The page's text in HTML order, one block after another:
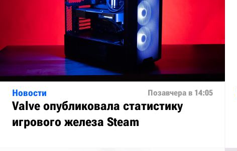
Новости Позавчера в 14:05
Valve опубликовала статистику
игрового железа Steam